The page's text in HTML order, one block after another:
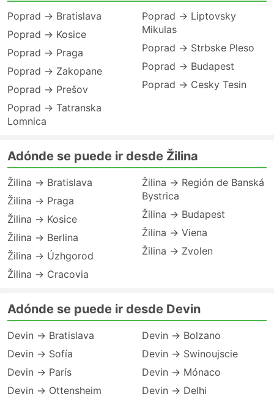
Poprad → Bratislava
Poprad → Kosice
Poprad → Praga
Poprad → Zakopane
Poprad → Prešov
Poprad → Tatranska
Lomnica
Poprad → Liptovsky
Mikulas
Poprad → Strbske Pleso
Poprad → Budapest
Poprad → Cesky Tesin
Adónde se puede ir desde Žilina
Žilina → Bratislava
Žilina → Praga
Žilina → Kosice
Žilina → Berlina
Žilina → Úzhgorod
Žilina → Cracovia
Žilina → Región de Banská
Bystrica
Žilina → Budapest
Žilina → Viena
Žilina → Zvolen
Adónde se puede ir desde Devin
Devin → Bratislava
Devin → Sofía
Devin → París
Devin → Ottensheim
Devin → Bolzano
Devin → Swinoujscie
Devin → Mónaco
Devin → Delhi